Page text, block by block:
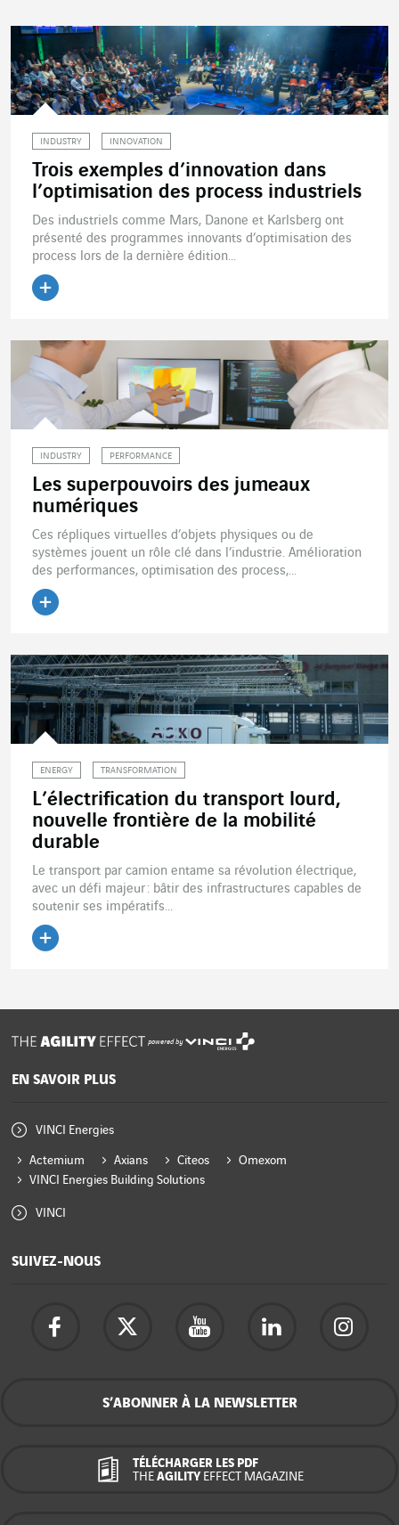
INDUSTRY INNOVATION
Trois exemples d’innovation dans
l’optimisation des process industriels
Des industriels comme Mars, Danone et Karlsberg ont
présenté des programmes innovants d’optimisation des
process lors de la dernière édition...
INDUSTRY PERFORMANCE
Les superpouvoirs des jumeaux
numériques
Ces répliques virtuelles d’objets physiques ou de
systèmes jouent un rôle clé dans l’industrie. Amélioration
des performances, optimisation des process,...
ENERGY TRANSFORMATION
L’électrification du transport lourd,
nouvelle frontière de la mobilité
durable
Le transport par camion entame sa révolution électrique,
avec un défi majeur : bâtir des infrastructures capables de
soutenir ses impératifs...
powered by
EN SAVOIR PLUS
VINCI Energies
Actemium Axians Citeos
Omexom
VINCI Energies Building Solutions
VINCI
SUIVEZ-NOUS
S’ABONNER À LA NEWSLETTER
TÉLÉCHARGER LES PDF
THE AGILITY EFFECT MAGAZINE